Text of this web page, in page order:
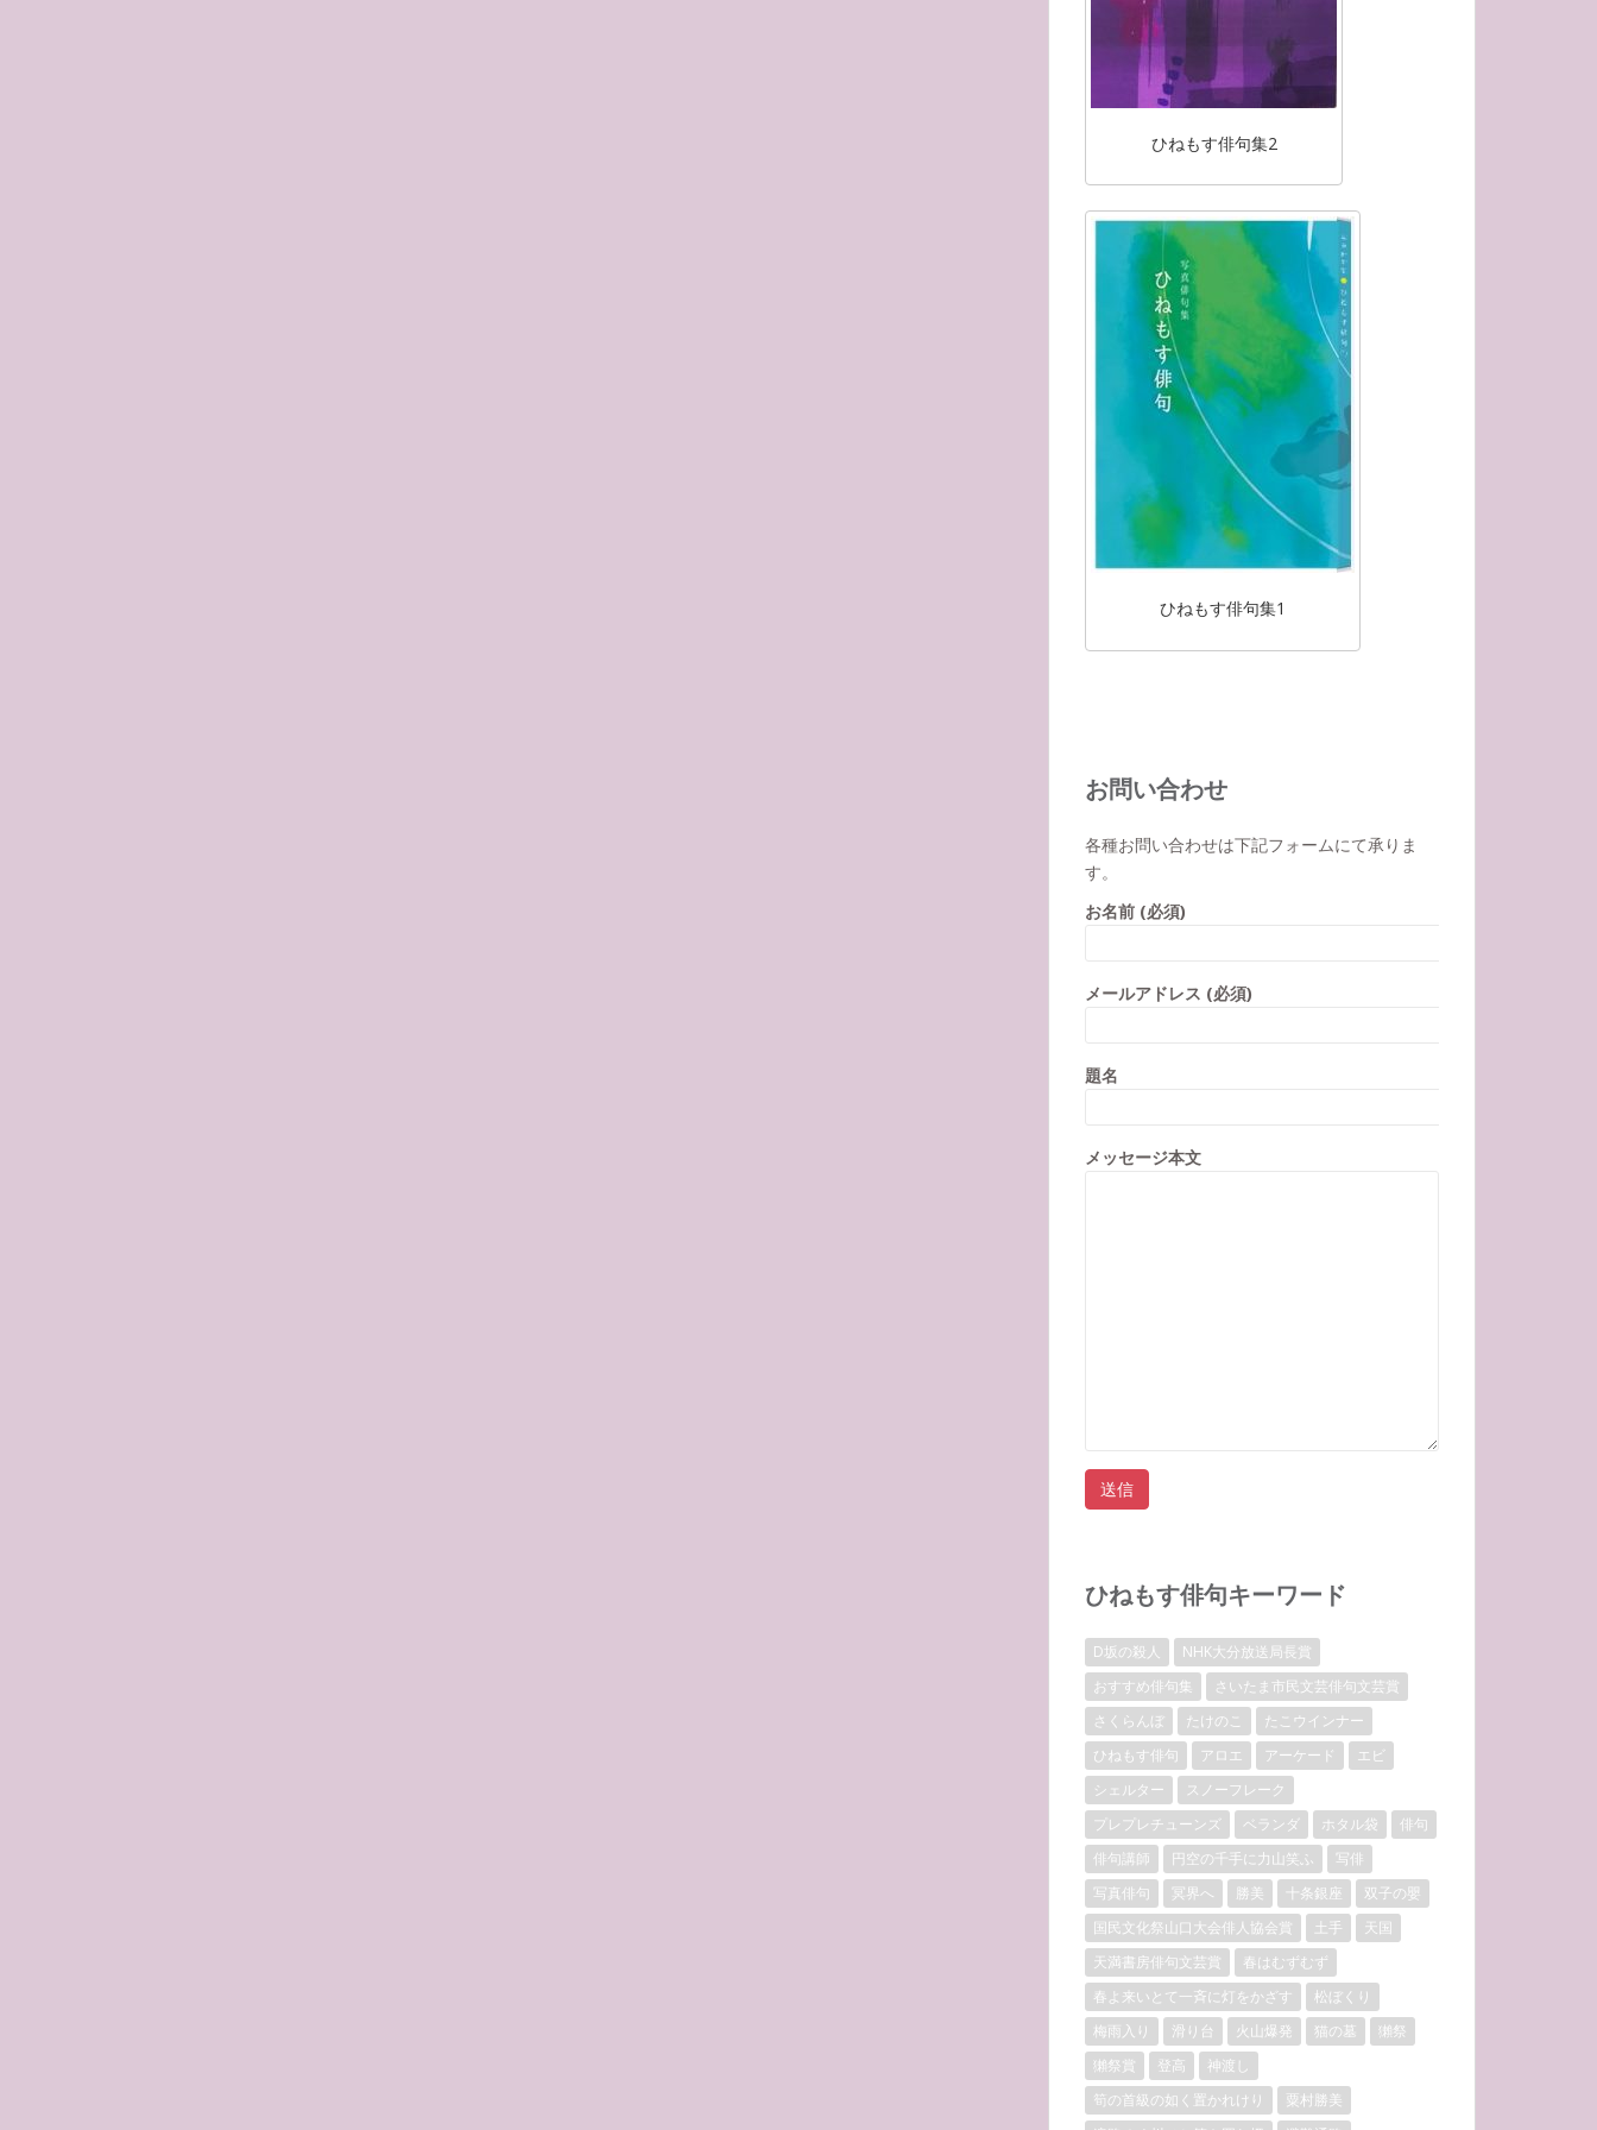
ひねもす俳句集2
ひねもす俳句集1
お問い合わせ
各種お問い合わせは下記フォームにて承りま
す。
お名前 (必須)
メールアドレス (必須)
題名
メッセージ本文
ひねもす俳句キーワード
D坂の殺人
NHK大分放送局長賞
おすすめ俳句集
さいたま市民文芸俳句文芸賞
さくらんぼ
たけのこ
たこウインナー
ひねもす俳句
アロエ アーケード
エビ
シェルター
スノーフレーク
プレプレチューンズ
ベランダ ホタル袋
俳句
俳句講師
円空の千手に力山笑ふ
写俳
写真俳句
冥界へ 勝美 十条銀座
双子の嬰
国民文化祭山口大会俳人協会賞
土手
天国
天満書房俳句文芸賞
春はむずむず
春よ来いとて一斉に灯をかざす
松ぼくり
梅雨入り
滑り台 火山爆発 猫の墓
獺祭
獺祭賞
登高
神渡し
筍の首級の如く置かれけり
粟村勝美